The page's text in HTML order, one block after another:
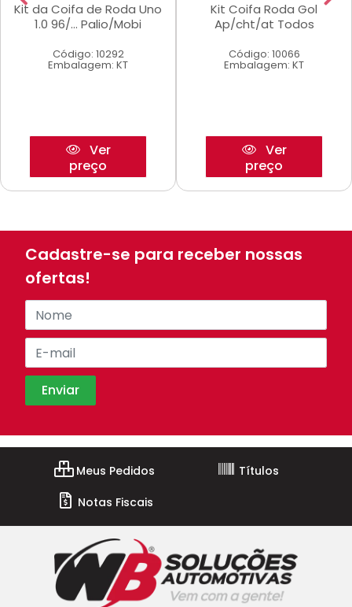
Kit da Coifa de Roda Uno
1.0 96/... Palio/Mobi
Código: 10292
Embalagem: KT
Ver
preço
Kit Coifa Roda Gol
Ap/cht/at Todos
Código: 10066
Embalagem: KT
Ver
preço
Cadastre-se para receber nossas
ofertas!
Meus Pedidos
Títulos
Notas Fiscais